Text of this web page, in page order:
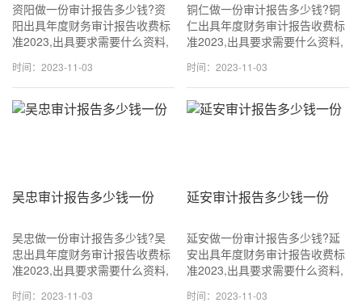
资阳做一份审计报告多少钱?资
阳出具年度财务审计报告收费标
准2023,出具要求需要什么资料,
18611114677 (同v信) 一般
1500~3500元一份,专业出具审
计报告.
时间：2023-11-03
铜仁做一份审计报告多少钱?铜
仁出具年度财务审计报告收费标
准2023,出具要求需要什么资料,
18611114677 (同v信) 一般
1500~3500元一份,专业出具审
计报告.
时间：2023-11-03
吴忠审计报告多少钱一份
吴忠做一份审计报告多少钱?吴
忠出具年度财务审计报告收费标
准2023,出具要求需要什么资料,
18611114677 (同v信) 一般
时间：2023-11-03
延安审计报告多少钱一份
延安做一份审计报告多少钱?延
安出具年度财务审计报告收费标
准2023,出具要求需要什么资料,
18611114677 (同v信) 一般
时间：2023-11-03